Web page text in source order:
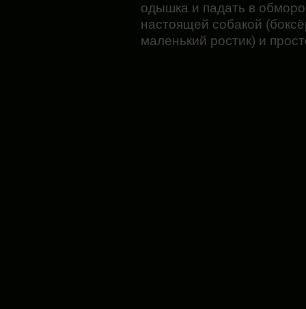
одышка и падать в
настоящей собакой
маленький ростик) и